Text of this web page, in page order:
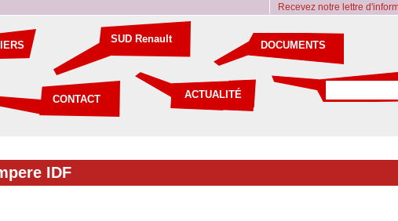
Recevez notre lettre
SUD Renault
ACTUALITÉ
CONTACT
DOCUMENTS
IDF